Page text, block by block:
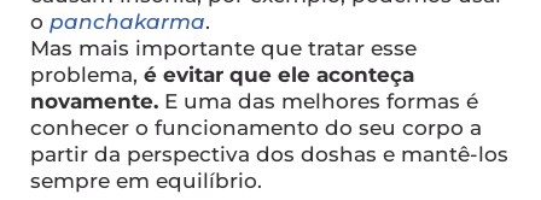
o panchakarma.
Mas mais importante que tratar esse
problema, é evitar que ele aconteça
novamente. E uma das melhores formas é
conhecer o funcionamento do seu corpo a
partir da perspectiva dos doshas e mantê-los
sempre em equilíbrio.